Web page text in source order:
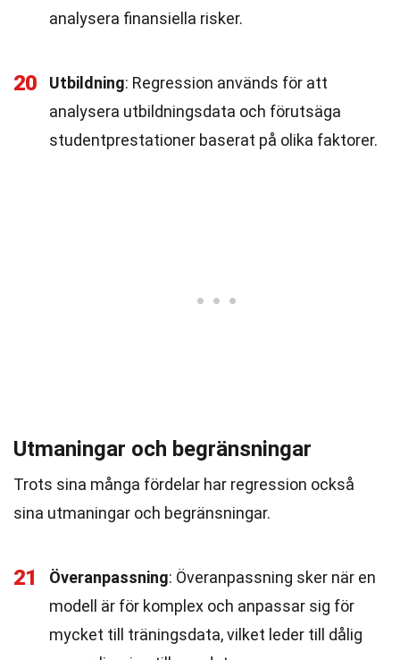
analysera finansiella risker.
20 Utbildning: Regression används för att
analysera utbildningsdata och förutsäga
studentprestationer baserat på olika faktorer.
Utmaningar och begränsningar
Trots sina många fördelar har regression också
sina utmaningar och begränsningar.
21 Överanpassning: Överanpassning sker när en
modell är för komplex och anpassar sig för
mycket till träningsdata, vilket leder till dålig